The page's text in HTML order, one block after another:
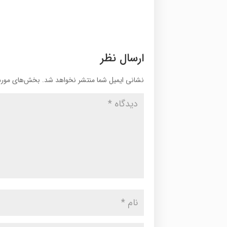
ارسال نظر
نشانی ایمیل شما منتشر نخواهد شد. بخش‌های